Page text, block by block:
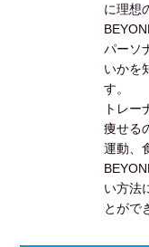
に理想
パーソ
いかを
す。
トレー
痩せる
運動、
い方法
とがで